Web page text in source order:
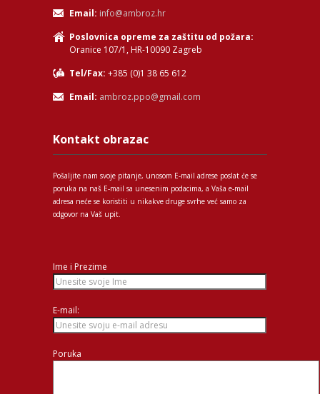
Email: info@ambroz.hr
Poslovnica opreme za zaštitu od požara:
Oranice 107/1, HR-10090 Zagreb
Tel/Fax: +385 (0)1 38 65 612
Email: ambroz.ppo@gmail.com
Kontakt obrazac
Pošaljite nam svoje pitanje, unosom E-mail adrese poslat će se
poruka na naš E-mail sa unesenim podacima, a Vaša e-mail
adresa neće se koristiti u nikakve druge svrhe već samo za
odgovor na Vaš upit.
Ime i Prezime
E-mail:
Poruka